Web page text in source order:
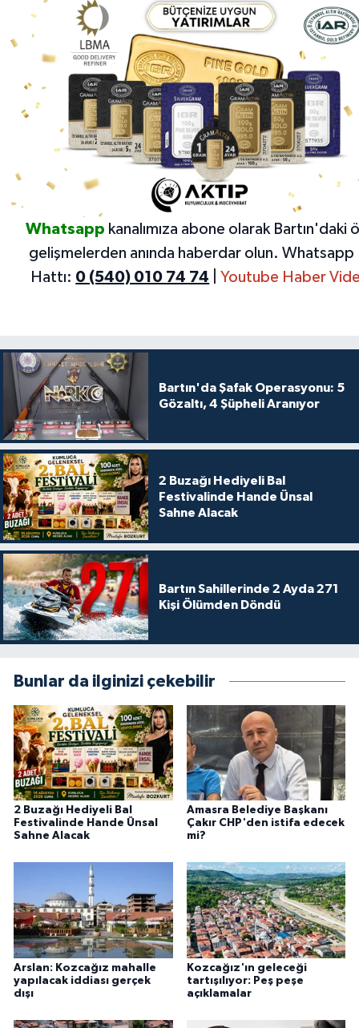
Whatsapp kanalımıza abone olarak Bartın'daki
gelişmelerden anında haberdar olun. Whatsapp
Hattı: 0 (540) 010 74 74 |Youtube Haber
Bartın'da Şafak Operasyonu: 5
Gözaltı, 4 Şüpheli Aranıyor
2 Buzağı Hediyeli Bal
Festivalinde Hande Ünsal
Sahne Alacak
Bartın Sahillerinde 2 Ayda 271
Kişi Ölümden Döndü
Bunlar da ilginizi çekebilir
2 Buzağı Hediyeli Bal
Festivalinde Hande Ünsal
Sahne Alacak
Amasra Belediye Başkanı
Çakır CHP'den istifa edecek
mi?
Arslan: Kozcağız mahalle
yapılacak iddiası gerçek
dışı
Kozcağız'ın geleceği
tartışılıyor: Peş peşe
açıklamalar